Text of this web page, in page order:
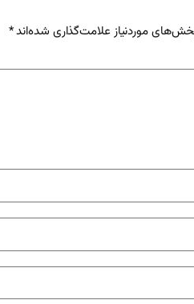
موردنیاز علامت‌گذاری شده‌اند*